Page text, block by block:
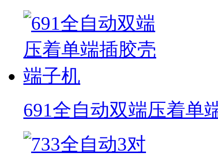
691全自动双端压着单